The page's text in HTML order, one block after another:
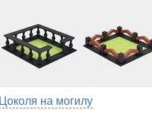
Цоколя на могилу